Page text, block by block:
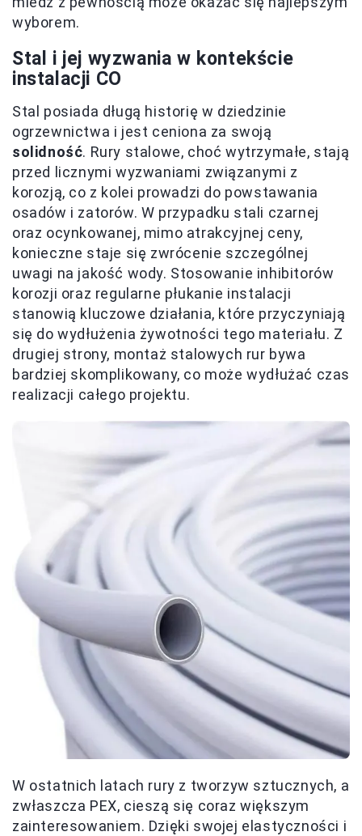
wyborem.
Stal i jej wyzwania w kontekście
instalacji CO
Stal posiada długą historię w dziedzinie
ogrzewnictwa i jest ceniona za swoją
solidność. Rury stalowe, choć wytrzymałe, stają
przed licznymi wyzwaniami związanymi z
korozją, co z kolei prowadzi do powstawania
osadów i zatorów. W przypadku stali czarnej
oraz ocynkowanej, mimo atrakcyjnej ceny,
konieczne staje się zwrócenie szczególnej
uwagi na jakość wody. Stosowanie inhibitorów
korozji oraz regularne płukanie instalacji
stanowią kluczowe działania, które przyczyniają
się do wydłużenia żywotności tego materiału. Z
drugiej strony, montaż stalowych rur bywa
bardziej skomplikowany, co może wydłużać czas
realizacji całego projektu.
W ostatnich latach rury z tworzyw sztucznych, a
zwłaszcza PEX, cieszą się coraz większym
zainteresowaniem. Dzięki swojej elastyczności i